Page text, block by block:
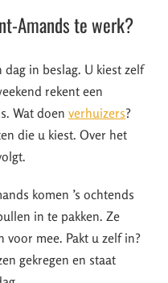
Amands te werk?
in beslag. U kiest zelf
rekent een
Wat doen verhuizers?
die u kiest. Over het
komen ’s ochtends
in te pakken. Ze
voor mee. Pakt u zelf in?
gekregen en staat